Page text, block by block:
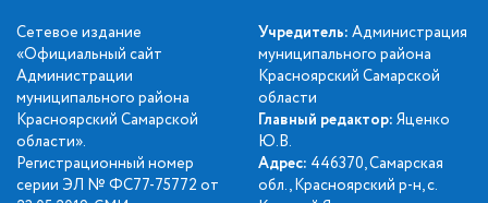
Сетевое издание
«Официальный сайт
Администрации
муниципального района
Красноярский Самарской
области».
Регистрационный номер
серии ЭЛ № ФС77-75772 от
Учредитель: Администрация
муниципального района
Красноярский Самарской
области
Главный редактор: Яценко
Ю.В.
Адрес: 446370, Самарская
обл., Красноярский р-н, с.